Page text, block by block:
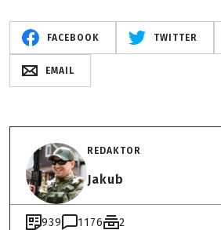
FACEBOOK TWITTER
EMAIL
REDAKTOR
Jakub
939 1176 2